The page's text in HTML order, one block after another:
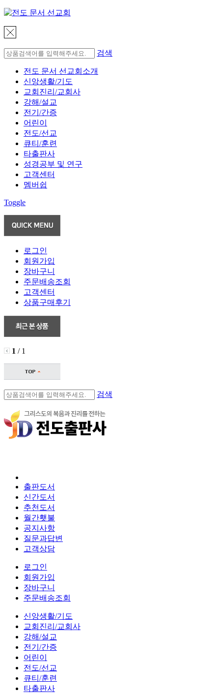
검색
전도 문서 선교회소개
신앙생활/기도
교회진리/교회사
강해/설교
전기/간증
어린이
전도/선교
큐티/훈련
타출판사
성경공부 및 연구
고객센터
멤버쉽
Toggle
로그인
회원가입
장바구니
주문배송조회
고객센터
상품구매후기
1 / 1
검색
출판도서
신간도서
추천도서
월간횃불
공지사항
질문과답변
고객상담
로그인
회원가입
장바구니
주문배송조회
신앙생활/기도
교회진리/교회사
강해/설교
전기/간증
어린이
전도/선교
큐티/훈련
타출판사